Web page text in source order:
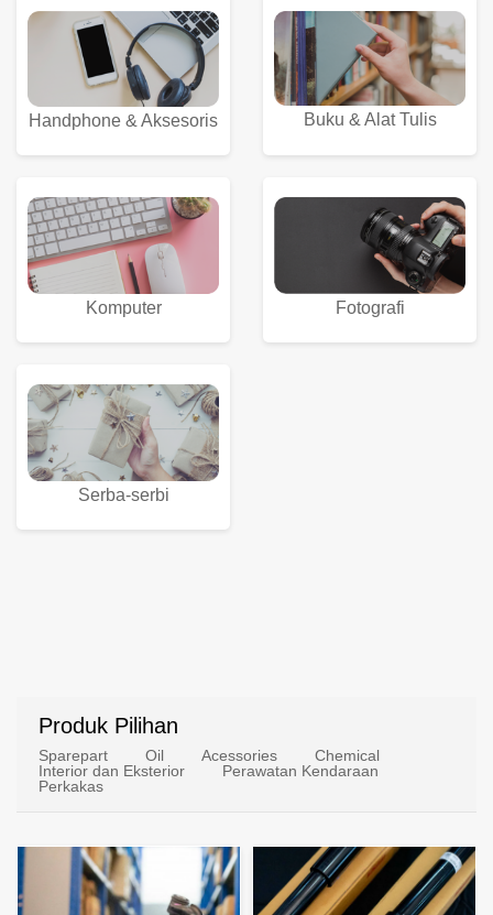
Handphone & Aksesoris Buku & Alat Tulis
Komputer Fotografi
Serba-serbi
Produk Pilihan
Sparepart Oil Acessories
Chemical
Interior dan Eksterior
Perawatan Kendaraan
Perkakas